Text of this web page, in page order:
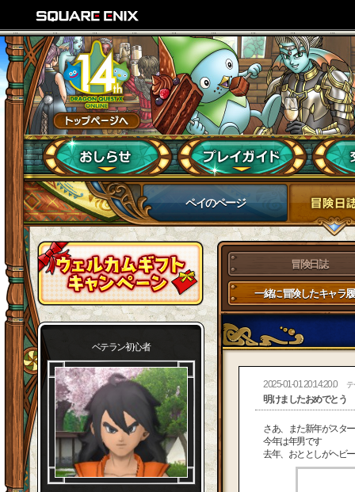
ペイのページ
ベテラン初心者
冒険日誌
一緒に冒険したキャラ
2025-01-01 20:14:20.0 テ
明けましたおめでとう
さあ、また新年がスタ
今年は年男です
去年、おととしがヘビ